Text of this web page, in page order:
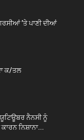
’ਤੇ ਪਾਣੀ ਦੀਆਂ
ਕ/ਤਲ
ਨੈਨਸੀ ਨੂੰ
ਕਾਰਨ ਨਿਸ਼ਾਨਾ...